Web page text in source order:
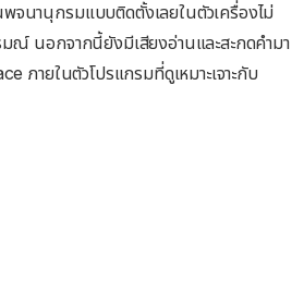
จนานุกรมแบบติดตั้งเลยในตัวเครื่องไม่
ณ์ นอกจากนี้ยังมีเสียงอ่านและสะกดคำมา
ภายในตัวโปรแกรมที่ดูเหมาะเจาะกับ